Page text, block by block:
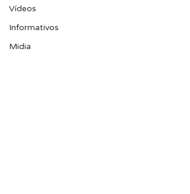
Vídeos
Informativos
Midia